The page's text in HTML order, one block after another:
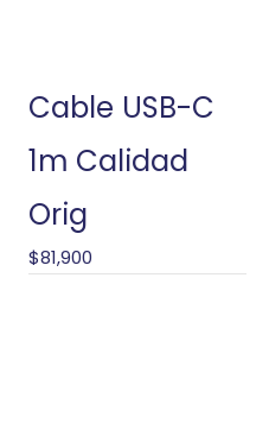
Cable USB-C
1m Calidad
Orig
$81,900